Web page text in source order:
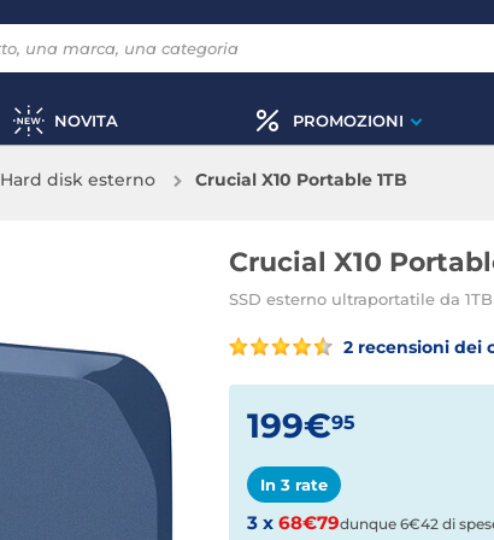
NOVITA PROMOZIONI
Hard disk esterno Crucial X10 Portable 1TB
Crucial X10
SSD esterno ultraportatile da 1TB
2 recensioni dei
199€95
In 3 rate
3 x 68€79dunque 6€42 di